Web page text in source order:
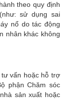
theo quy định
sử dụng sai
nổ do tác động
nhân khác không
vấn hoặc hỗ trợ
phận Chăm sóc
sản xuất hoặc